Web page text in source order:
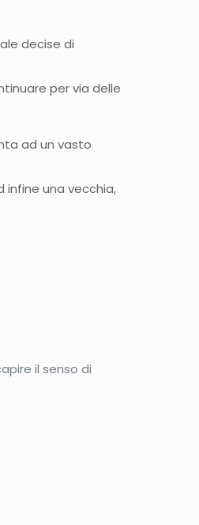
decise di
per via delle
ad un vasto
infine una vecchia,
il senso di